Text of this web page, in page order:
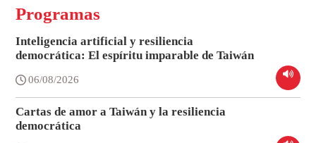
Programas
Inteligencia artificial y resiliencia
democrática: El espíritu imparable de Taiwán
06/08/2026
Cartas de amor a Taiwán y la resiliencia
democrática